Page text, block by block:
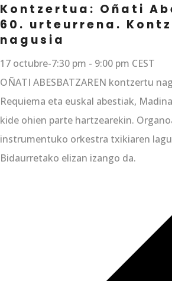
Kontzertua: Oñati
60. urteurrena.
nagusia
17 octubre-7:30 pm - 9:00 pm CEST
OÑATI ABESBATZAREN kontzertu
Requiema eta euskal abestiak,
kide ohien parte hartzearekin.
instrumentuko orkestra txikiaren
Bidaurretako elizan izango da.